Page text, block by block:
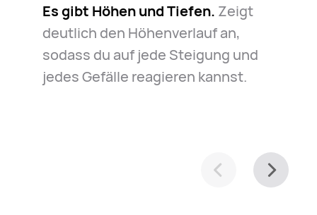
Es gibt Höhen und Tiefen. Zeigt
deutlich den Höhenverlauf an,
sodass du auf jede Steigung und
jedes Gefälle reagieren kannst.